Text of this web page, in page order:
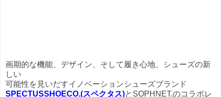
画期的な機能、デザイン、そして履き心地、シューズの新
しい
可能性を見いだすイノベーションシューズブランド
SPECTUSSHOECO.(スペクタス)とSOPHNET.のコラボレ